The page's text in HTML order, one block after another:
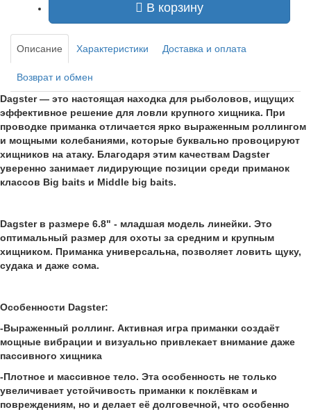
В корзину
Описание Характеристики Доставка и оплата
Возврат и обмен
Dagster — это настоящая находка для рыболовов, ищущих
эффективное решение для ловли крупного хищника. При
проводке приманка отличается ярко выраженным роллингом
и мощными колебаниями, которые буквально провоцируют
хищников на атаку. Благодаря этим качествам Dagster
уверенно занимает лидирующие позиции среди приманок
классов Big baits и Middle big baits.
Dagster в размере 6.8" - младшая модель линейки. Это
оптимальный размер для охоты за средним и крупным
хищником. Приманка универсальна, позволяет ловить щуку,
судака и даже сома.
Особенности Dagster:
-Выраженный роллинг. Активная игра приманки создаёт
мощные вибрации и визуально привлекает внимание даже
пассивного хищника
-Плотное и массивное тело. Эта особенность не только
увеличивает устойчивость приманки к поклёвкам и
повреждениям, но и делает её долговечной, что особенно